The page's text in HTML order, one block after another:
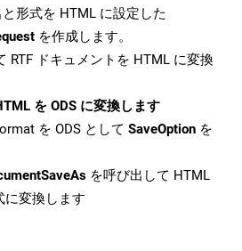
形式を HTML に設定した
を作成します。
RTF ドキュメントを HTML に変換
を ODS に変換します
を ODS として SaveOption を
を呼び出して HTML
に変換します